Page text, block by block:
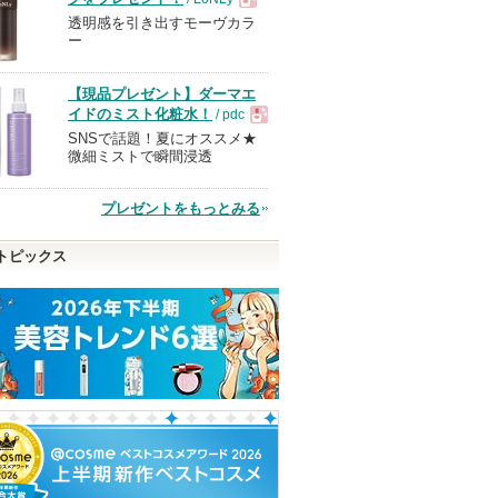
現
品
透明感を引き出すモーヴカラ
ー
【現品プレゼント】ダーマエ
イドのミスト化粧水！ / pdc
現
品
SNSで話題！夏にオススメ★
微細ミストで瞬間浸透
プレゼントをもっとみる
ピックス